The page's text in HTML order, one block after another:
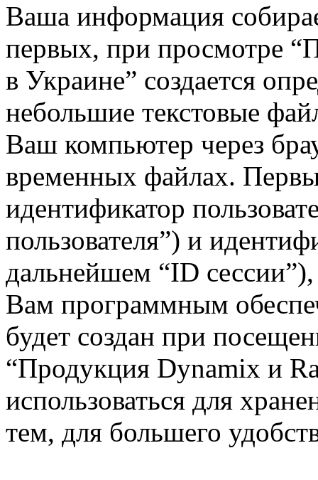
Ваша информация
первых, при просмотре
в Украине” создается
небольшие текстовые
Ваш компьютер через
временных файлах.
идентификатор
пользователя”) и
дальнейшем “ID
Вам программным
будет создан при
“Продукция Dynamix и
использоваться для
тем, для большего